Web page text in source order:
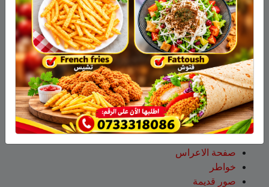
الغربية
سلمان أبو عوادعلىهل أصبح الزوج أو الزوجة مجرد سلعة
نتخلص منها بعد استعمالها؟
طليع محمودعلىهل أصبح الزوج أو الزوجة مجرد سلعة
نتخلص منها بعد استعمالها؟
عبد اللهعلى
14 طاقم إطفاء والعديد من طائرات إطفاء
الحرائق لإخماد الحريق قرب عين قنية – فيديو
صفحات
صفحة الاعراس
خواطر
صور قديمة